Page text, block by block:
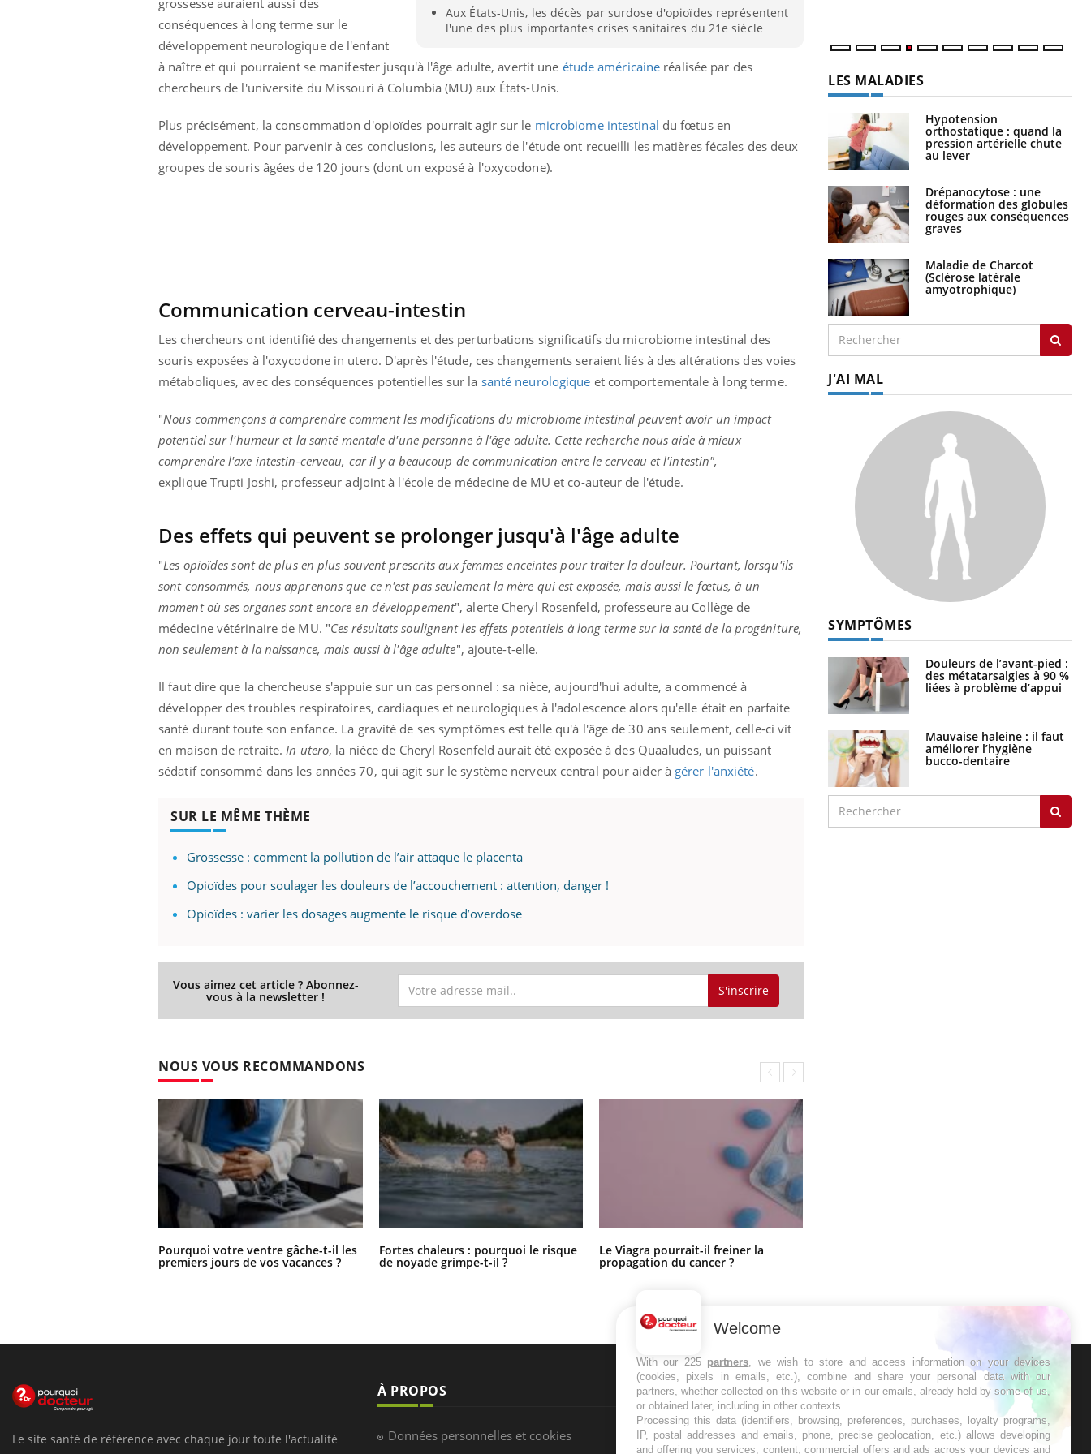
Aux États-Unis, les décès par surdose d'opioïdes représentent
l'une des plus importantes crises sanitaires du 21e siècle
conséquences à long terme sur le
développement neurologique de l'enfant
à naître et qui pourraient se manifester jusqu'à l'âge adulte, avertit une étude américaine réalisée par des
chercheurs de l'université du Missouri à Columbia (MU) aux États-Unis.
Plus précisément, la consommation d'opioïdes pourrait agir sur le microbiome intestinal du fœtus en
développement. Pour parvenir à ces conclusions, les auteurs de l'étude ont recueilli les matières fécales des deux
groupes de souris âgées de 120 jours (dont un exposé à l'oxycodone).
Communication cerveau-intestin
Les chercheurs ont identifié des changements et des perturbations significatifs du microbiome intestinal des
souris exposées à l'oxycodone in utero. D'après l'étude, ces changements seraient liés à des altérations des voies
métaboliques, avec des conséquences potentielles sur la santé neurologique et comportementale à long terme.
"Nous commençons à comprendre comment les modifications du microbiome intestinal peuvent avoir un impact
potentiel sur l'humeur et la santé mentale d'une personne à l'âge adulte. Cette recherche nous aide à mieux
comprendre l'axe intestin-cerveau, car il y a beaucoup de communication entre le cerveau et l'intestin",
explique Trupti Joshi, professeur adjoint à l'école de médecine de MU et co-auteur de l'étude.
Des effets qui peuvent se prolonger jusqu'à l'âge adulte
"Les opioïdes sont de plus en plus souvent prescrits aux femmes enceintes pour traiter la douleur. Pourtant, lorsqu'ils
sont consommés, nous apprenons que ce n'est pas seulement la mère qui est exposée, mais aussi le fœtus, à un
moment où ses organes sont encore en développement", alerte Cheryl Rosenfeld, professeure au Collège de
médecine vétérinaire de MU. "Ces résultats soulignent les effets potentiels à long terme sur la santé de la progéniture,
non seulement à la naissance, mais aussi à l'âge adulte", ajoute-t-elle.
Il faut dire que la chercheuse s'appuie sur un cas personnel : sa nièce, aujourd'hui adulte, a commencé à
développer des troubles respiratoires, cardiaques et neurologiques à l'adolescence alors qu'elle était en parfaite
santé durant toute son enfance. La gravité de ses symptômes est telle qu'à l'âge de 30 ans seulement, celle-ci vit
en maison de retraite. In utero, la nièce de Cheryl Rosenfeld aurait été exposée à des Quaaludes, un puissant
sédatif consommé dans les années 70, qui agit sur le système nerveux central pour aider à gérer l'anxiété.
SUR LE MÊME THÈME
Grossesse : comment la pollution de l’air attaque le placenta
Opioïdes pour soulager les douleurs de l’accouchement : attention, danger !
Opioïdes : varier les dosages augmente le risque d’overdose
Vous aimez cet article ? Abonnez-
vous à la newsletter ! S'inscrire
NOUS VOUS RECOMMANDONS
Pourquoi votre ventre gâche-t-il les
premiers jours de vos vacances ?
Fortes chaleurs : pourquoi le risque
de noyade grimpe-t-il ?
Le Viagra pourrait-il freiner la
propagation du cancer ?
LES MALADIES
Hypotension
orthostatique : quand la
pression artérielle chute
au lever
Drépanocytose : une
déformation des globules
rouges aux conséquences
graves
Maladie de Charcot
(Sclérose latérale
amyotrophique)
J'AI MAL
SYMPTÔMES
Douleurs de l’avant-pied :
des métatarsalgies à 90 %
liées à problème d’appui
Mauvaise haleine : il faut
améliorer l’hygiène
bucco-dentaire
Le site santé de référence avec chaque jour toute l'actualité
À PROPOS
Données personnelles et cookies
NEWSLETTER
Recevez toutes les semaines les meilleures
infos santé
Welcome
With our 225 partners, we wish to store and access information on your devices
(cookies, pixels in emails, etc.), combine and share your personal data with our
partners, whether collected on this website or in our emails, already held by some of us,
or obtained later, including in other contexts.
Processing this data (identifiers, browsing, preferences, purchases, loyalty programs,
IP, postal addresses and emails, phone, precise geolocation, etc.) allows developing
and offering you services, content, commercial offers and ads across your devices and